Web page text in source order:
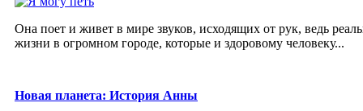
Она поет и живет в мире звуков, исходящих от рук, ведь
жизни в огромном городе, которые и здоровому человеку...
Новая планета: История Анны